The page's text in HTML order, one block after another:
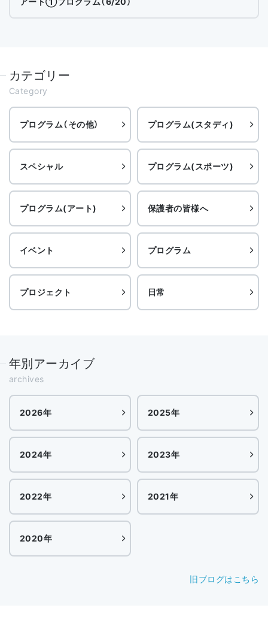
カテゴリー
Category
プログラム（その他） プログラム(スタディ)
スペシャル プログラム(スポーツ)
プログラム(アート) 保護者の皆様へ
イベント プログラム
プロジェクト 日常
年別アーカイブ
archives
2026年 2025年
2024年 2023年
2022年 2021年
2020年
旧ブログはこちら